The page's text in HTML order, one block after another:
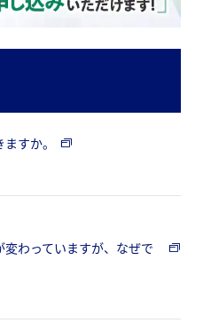
すか。
わっていますが、なぜで